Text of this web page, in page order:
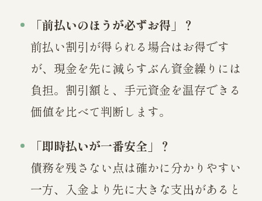
「前払いのほうが必ずお得」？
前払い割引が得られる場合はお得です
が、現金を先に減らすぶん資金繰りには
負担。割引額と、手元資金を温存できる
価値を比べて判断します。
「即時払いが一番安全」？
債務を残さない点は確かに分かりやすい
一方、入金より先に大きな支出があると